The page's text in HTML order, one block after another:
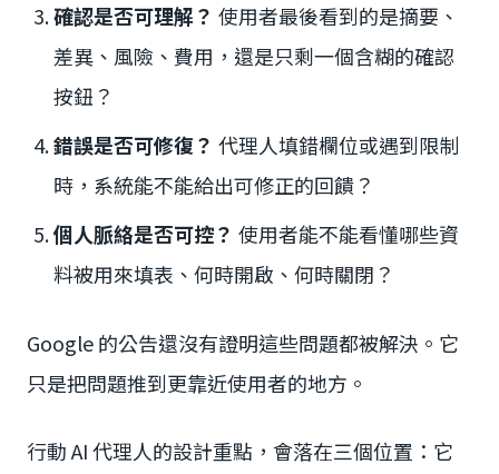
確認是否可理解？ 使用者最後看到的是摘要、
差異、風險、費用，還是只剩一個含糊的確認
按鈕？
錯誤是否可修復？ 代理人填錯欄位或遇到限制
時，系統能不能給出可修正的回饋？
個人脈絡是否可控？ 使用者能不能看懂哪些資
料被用來填表、何時開啟、何時關閉？
Google 的公告還沒有證明這些問題都被解決。它
只是把問題推到更靠近使用者的地方。
行動 AI 代理人的設計重點，會落在三個位置：它